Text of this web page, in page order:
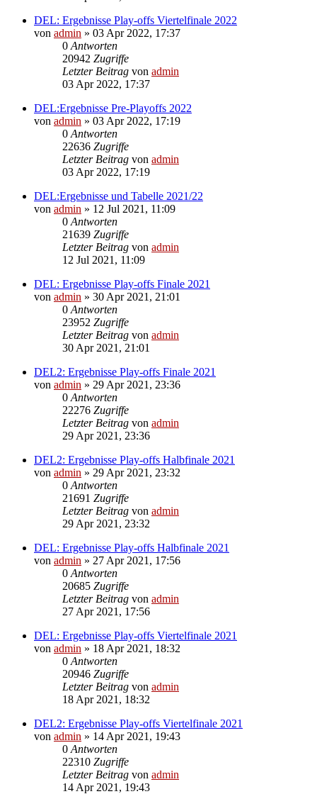
DEL: Ergebnisse Play-offs Viertelfinale 2022
von admin » 03 Apr 2022, 17:37
0 Antworten
20942 Zugriffe
Letzter Beitrag von admin
03 Apr 2022, 17:37
DEL:Ergebnisse Pre-Playoffs 2022
von admin » 03 Apr 2022, 17:19
0 Antworten
22636 Zugriffe
Letzter Beitrag von admin
03 Apr 2022, 17:19
DEL:Ergebnisse und Tabelle 2021/22
von admin » 12 Jul 2021, 11:09
0 Antworten
21639 Zugriffe
Letzter Beitrag von admin
12 Jul 2021, 11:09
DEL: Ergebnisse Play-offs Finale 2021
von admin » 30 Apr 2021, 21:01
0 Antworten
23952 Zugriffe
Letzter Beitrag von admin
30 Apr 2021, 21:01
DEL2: Ergebnisse Play-offs Finale 2021
von admin » 29 Apr 2021, 23:36
0 Antworten
22276 Zugriffe
Letzter Beitrag von admin
29 Apr 2021, 23:36
DEL2: Ergebnisse Play-offs Halbfinale 2021
von admin » 29 Apr 2021, 23:32
0 Antworten
21691 Zugriffe
Letzter Beitrag von admin
29 Apr 2021, 23:32
DEL: Ergebnisse Play-offs Halbfinale 2021
von admin » 27 Apr 2021, 17:56
0 Antworten
20685 Zugriffe
Letzter Beitrag von admin
27 Apr 2021, 17:56
DEL: Ergebnisse Play-offs Viertelfinale 2021
von admin » 18 Apr 2021, 18:32
0 Antworten
20946 Zugriffe
Letzter Beitrag von admin
18 Apr 2021, 18:32
DEL2: Ergebnisse Play-offs Viertelfinale 2021
von admin » 14 Apr 2021, 19:43
0 Antworten
22310 Zugriffe
Letzter Beitrag von admin
14 Apr 2021, 19:43